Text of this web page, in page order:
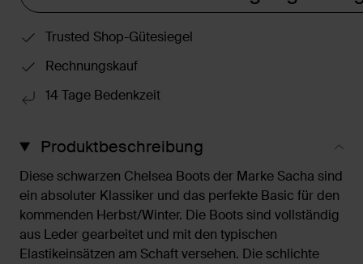
Trusted Shop-Gütesiegel
Rechnungskauf
14 Tage Bedenkzeit
Produktbeschreibung
Diese schwarzen Chelsea Boots der Marke Sacha sind
ein absoluter Klassiker und das perfekte Basic für den
kommenden Herbst/Winter. Die Boots sind vollständig
aus Leder gearbeitet und mit den typischen
Elastikeinsätzen am Schaft versehen. Die schlichte